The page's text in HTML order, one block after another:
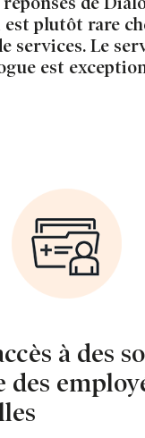
plutôt rare
services. Le
est
à des
des